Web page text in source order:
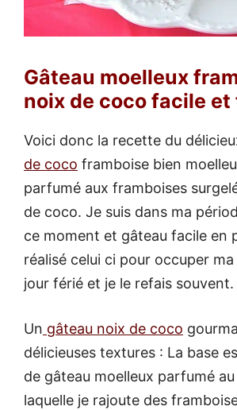
Gâteau moelleux
noix de coco facile
Voici donc la recette du
de coco framboise bien
parfumé aux framboises
de coco. Je suis dans ma
ce moment et gâteau facile en
réalisé celui ci pour occuper
jour férié et je le refais souvent.
Un gâteau noix de coco
délicieuses textures : La base
de gâteau moelleux parfumé
laquelle je rajoute des